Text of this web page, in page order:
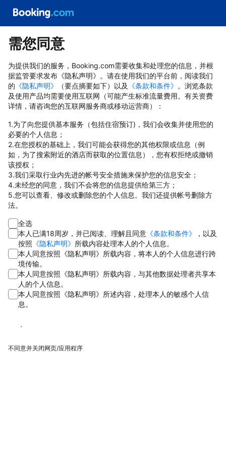
需您同意
为提供我们的服务，Booking.com需要收集和处理您的信息，并根
据监管要求发布《隐私声明》。请在使用我们的平台前，阅读我们
的 《隐私声明》 （要点摘要如下）以及 《条款和条件》 。浏览条款
及使用产品均需要使用互联网（可能产生标准流量费用。有关资费
详情，请咨询您的互联网服务商或移动运营商）：
1.为了向您提供基本服务（包括住宿预订)，我们会收集并使用您的
必要的个人信息；
2.在您授权的基础上，我们可能会获得您的其他权限或信息（例
如，为了搜索附近的酒店而获取的位置信息），您有权拒绝或撤销
该授权；
3.我们采取行业内先进的帐号安全措施来保护您的信息安全；
4.未经您的同意，我们不会将您的信息提供给第三方；
5.您可以查看、修改或删除您的个人信息。我们还提供帐号删除方
法。
全选
本人已满18周岁，并已阅读、理解且同意 《条款和条件》
，以及
按照 《隐私声明》 所载内容处理本人的个人信息。
本人同意按照《隐私声明》所载内容，将本人的个人信息进行跨
境传输。
本人同意按照《隐私声明》所载内容，与其他数据处理者共享本
人的个人信息。
本人同意按照《隐私声明》所述内容，处理本人的敏感个人信
息。
同意
不同意并关闭网页/应用程序